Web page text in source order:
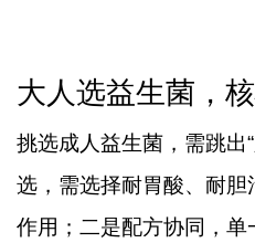
大人选益生菌，
挑选成人益生菌，需跳出
选，需选择耐胃酸、耐
作用；二是配方协同，